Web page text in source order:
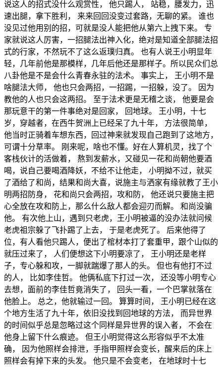
说这人的招式没什么观赏性， 他只踢人， 站稳，腰发力，迅
速出腿，拿下胜利， 来来回回没变过套路，无聊的紧。 谁也
没见过他用别的招，可就是没人能把他从第六上拽下来。 专
家就说这人厉害，一招腿法出神入化，绝对是知道全部腿法招
式的行家，不然玩不了这么返璞归真。 也有人说王小明显年
轻，几年前他是那模样，几年后他还是那样子。所以民众们总
八卦他是不是会什么青春永驻的法术。 事实上， 王小明不是
啥腿法大师， 他也只会两招，一招踢，一招躲，没了。 因为
教他的人也只会这两招。 至于法术更是无稽之谈， 他要是会
那玩意干的第一件事绝对是回家， 回地球。 王小明，十七
岁，穿越者，在西牛贺洲上已经呆了九十年， 方法很简单，
他当时正骑着车想东西，回过神来就发现自己跑到了这地方，
可谓十分草率。 刚来呢，啥也不懂。好在人算机灵，找了个
客栈伙计的活做着， 熬到发薪水，又碰见一花和尚朝他要酒
喝，说自己要喝酒降妖，不给不让他走， 小明拗不过，就买
了酒给了和尚，结果和尚大喜，说施主与洒家有缘就教了王小
明两招防身， 花和尚只会两招，攻和防， 他还说只要施主把
心全放在攻和防上，那么什么敌人都会迎刃而解。 和尚没骗
他。 有次他上山，遇到只老虎，王小明被逼的没办法就问候
老虎祖宗躲了飞扑踢了上去， 于是老虎死了。 后来他得了
位，有人看他只踢人，便出了棺材本打了套重甲，跟个山似的
就压过来了， 人们便想这下小明要凉了， 王小明还是老样
子，专心躲和攻，一脚就踹爆了那人的头。 但也有他打不过
的人， 比如李佳哲。 他俩私底下打过一次， 还没等小明专心
去想，面前的李佳哲竟消失了， 回头一看，一个巴掌就落在
他脸上。 总之，他就输过一回。 算算时间， 王小明已经在这
个地方生活了九十年，依旧没找到回地球的方法， 而异世界
的时间似乎总是忽略过这个同样是异世界的误入者， 不会在
他身上留下什么痕迹。 但王小明觉得这么形容似乎不太准
确， 因为他照样会排泄，手指甲照样会变长，醒来后的床上
照样会有掉下来的头发。 他只是不会变老， 在地球时十七